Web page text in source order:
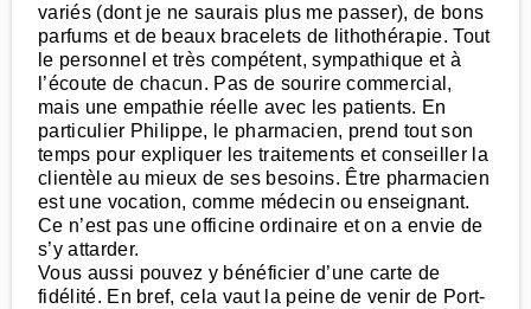
variés (dont je ne saurais plus me passer), de bons
parfums et de beaux bracelets de lithothérapie. Tout
le personnel et très compétent, sympathique et à
l’écoute de chacun. Pas de sourire commercial,
mais une empathie réelle avec les patients. En
particulier Philippe, le pharmacien, prend tout son
temps pour expliquer les traitements et conseiller la
clientèle au mieux de ses besoins. Être pharmacien
est une vocation, comme médecin ou enseignant.
Ce n’est pas une officine ordinaire et on a envie de
s’y attarder.
Vous aussi pouvez y bénéficier d’une carte de
fidélité. En bref, cela vaut la peine de venir de Port-